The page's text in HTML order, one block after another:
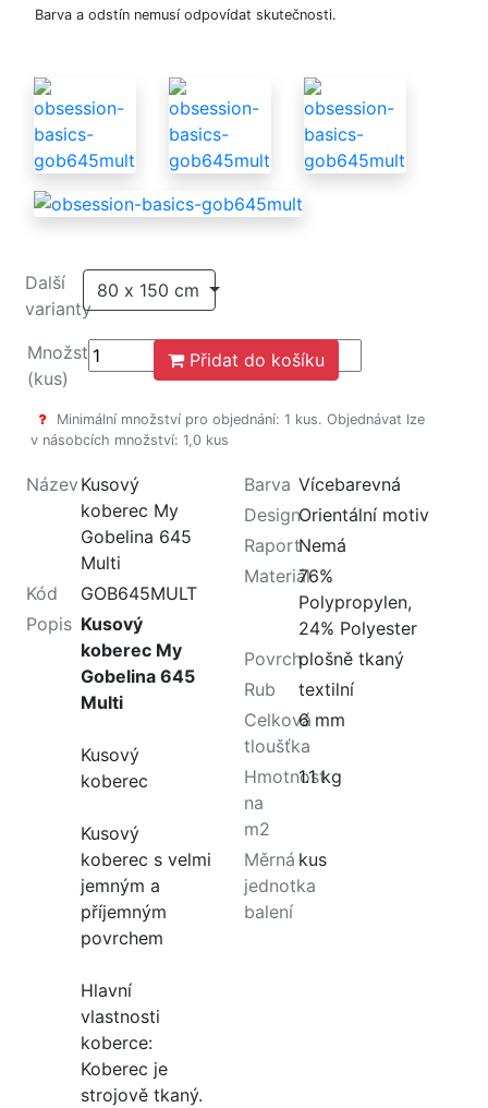
Barva a odstín nemusí odpovídat skutečnosti.
Další
varianty
80 x 150 cm
Množství
(kus)
Přidat do košíku
Minimální množství pro objednání: 1 kus. Objednávat lze
v násobcích množství: 1,0 kus
Název Kusový
koberec My
Gobelina 645
Multi
Kód
GOB645MULT
Popis Kusový
koberec My
Gobelina 645
Multi
Kusový
koberec
Kusový
koberec s velmi
jemným a
příjemným
povrchem
Hlavní
vlastnosti
koberce:
Koberec je
strojově tkaný.
Barva Vícebarevná
DesignOrientální motiv
RaportNemá
Materiál76%
Polypropylen,
24% Polyester
Povrchplošně tkaný
Rub
textilní
Celková
tloušťka
6 mm
Hmotnost
na
m2
1.1 kg
Měrná
jednotka
balení
kus